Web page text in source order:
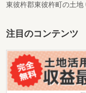
東彼杵郡東彼杵町の土地
注目のコンテンツ